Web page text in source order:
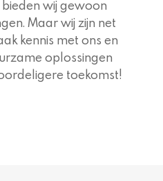
wij gewoon
Maar wij zijn net
kennis met ons en
oplossingen
toekomst!